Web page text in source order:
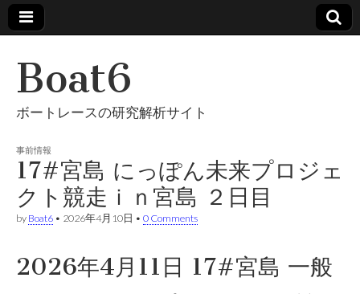
Boat6
ボートレースの研究解析サイト
事前情報
17#宮島 にっぽん未来プロジェ
クト競走ｉｎ宮島 ２日目
by Boat6 • 2026年4月10日 • 0 Comments
2026年4月11日 17#宮島 一般